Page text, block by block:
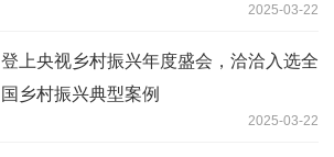
2025-03-22
登上央视乡村振兴年度盛会，洽洽入选全
国乡村振兴典型案例
2025-03-22